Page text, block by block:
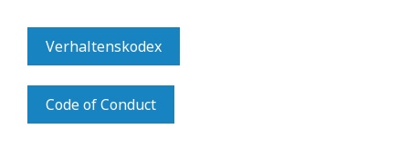
Verhaltenskodex
Code of Conduct